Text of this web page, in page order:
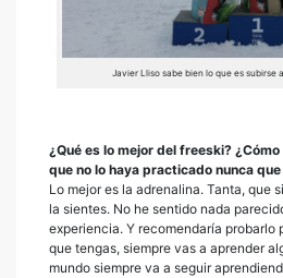
Javier Lliso sabe bien lo que es subirse
¿Qué es lo mejor del freeski?
que no lo haya practicado nunca
Lo mejor es la adrenalina. Tanta, que
la sientes. No he sentido nada
experiencia. Y recomendaría probarlo
que tengas, siempre vas a aprender
mundo siempre va a seguir